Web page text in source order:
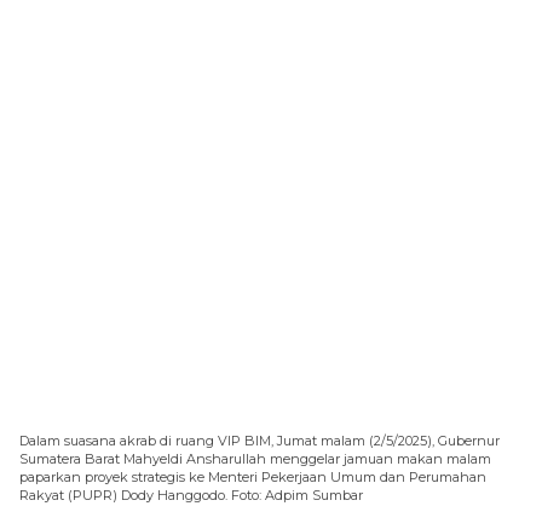
Dalam suasana akrab di ruang VIP BIM, Jumat malam (2/5/2025), Gubernur
Sumatera Barat Mahyeldi Ansharullah menggelar jamuan makan malam
paparkan proyek strategis ke Menteri Pekerjaan Umum dan Perumahan
Rakyat (PUPR) Dody Hanggodo. Foto: Adpim Sumbar